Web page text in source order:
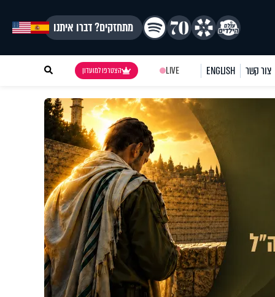
מתחזקים? דברו איתנו
צור קשר ENGLISH
LIVE הצטרפו למועדון